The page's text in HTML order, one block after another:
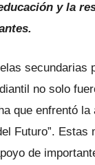
y la
secundarias
no solo
que enfrentó
Futuro”. Estas
de